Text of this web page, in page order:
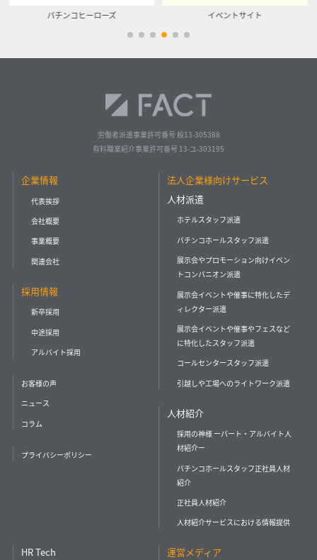
イベントサイト ベッカク
労働者派遣事業許可番号 般13-305388
有料職業紹介事業許可番号 13-ユ-303195
企業情報
代表挨拶
会社概要
事業概要
関連会社
採用情報
新卒採用
中途採用
アルバイト採用
お客様の声
ニュース
コラム
プライバシーポリシー
法人企業様向けサービス
人材派遣
ホテルスタッフ派遣
パチンコホールスタッフ派遣
展示会やプロモーション向けイベン
トコンパニオン派遣
展示会イベントや催事に特化したデ
ィレクター派遣
展示会イベントや催事やフェスなど
に特化したスタッフ派遣
コールセンタースタッフ派遣
引越しや工場へのライトワーク派遣
人材紹介
採用の神様 ーパート・アルバイト人
材紹介ー
パチンコホールスタッフ正社員人材
紹介
正社員人材紹介
人材紹介サービスにおける情報提供
HR Tech 運営メディア